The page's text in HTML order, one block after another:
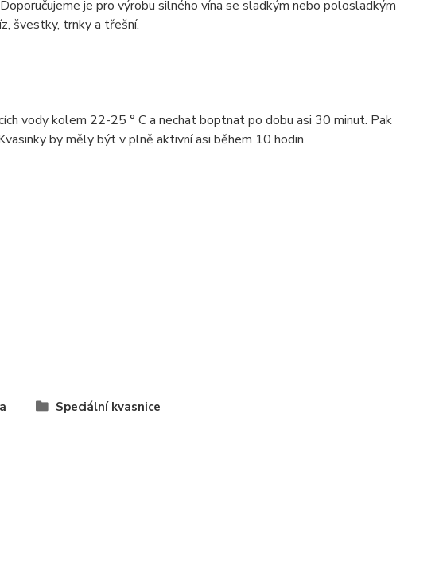
je pro výrobu silného vína se sladkým nebo polosladkým
švestky, trnky a třešní.
vody kolem 22-25 ° C a nechat boptnat po dobu asi 30 minut. Pak
by měly být v plně aktivní asi během 10 hodin.
Speciální kvasnice